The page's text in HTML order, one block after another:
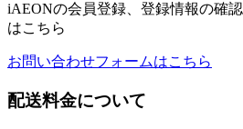
iAEONの会員登録、登録情報の確
はこちら
お問い合わせフォームはこちら
配送料金について